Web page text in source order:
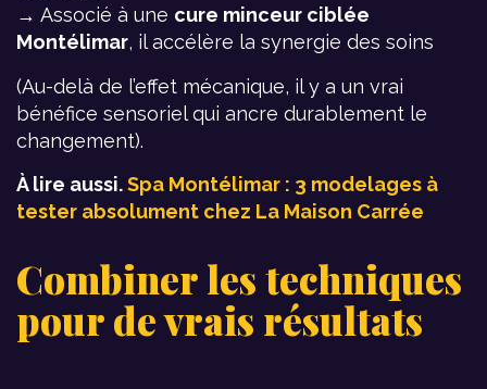
→ Associé à une cure minceur ciblée
Montélimar, il accélère la synergie des soins
(Au-delà de l’effet mécanique, il y a un vrai
bénéfice sensoriel qui ancre durablement le
changement).
À lire aussi.Spa Montélimar : 3 modelages à
tester absolument chez La Maison Carrée
Combiner les techniques
pour de vrais résultats